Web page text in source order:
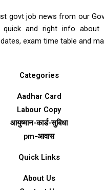
govt job news from our
quick and right info about
exam time table and
Categories
Aadhar Card
Labour Copy
आयुष्मान-कार्ड-सुबिधा
pm-आवास
Quick Links
About Us